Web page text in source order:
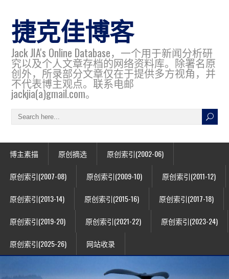
捷克佳博客
Jack JIA's Online Database，一个用于新闻分析研
究以及个人文章存档的网络资料库。除署名原
创外，所录部分文章仅在于提供多方视角，并
不代表博主观点。联系电邮
jackjia(a)gmail.com。
博主素描 原创摘选 原创索引(2002-06)
原创索引(2007-08) 原创索引(2009-10) 原创索引(2011-12)
原创索引(2013-14) 原创索引(2015-16) 原创索引(2017-18)
原创索引(2019-20) 原创索引(2021-22) 原创索引(2023-24)
原创索引(2025-26) 网站收录